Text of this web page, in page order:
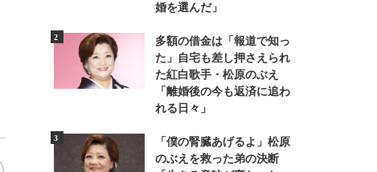
婚を選んだ」
多額の借金は「報道で知っ
た」自宅も差し押さえられ
た紅白歌手・松原のぶえ
「離婚後の今も返済に追わ
れる日々」
「僕の腎臓あげるよ」松原
のぶえを救った弟の決断